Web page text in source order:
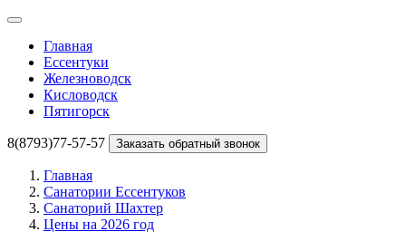
Главная
Ессентуки
Железноводск
Кисловодск
Пятигорск
8(8793)77-57-57 Заказать обратный звонок
Главная
Санатории Ессентуков
Санаторий Шахтер
Цены на 2026 год